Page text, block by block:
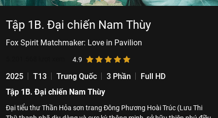
Tập 1B. Đại chiến Nam Thùy
Fox Spirit Matchmaker: Love in Pavilion
4.9
2025 T13 Trung Quốc 3 Phần
Full HD
Tập 1B. Đại chiến Nam Thùy
Đại tiểu thư Thần Hỏa sơn trang Đông Phương Hoài Trúc (Lưu Thi